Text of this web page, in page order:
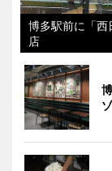
博多駅前に「西
店